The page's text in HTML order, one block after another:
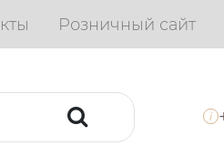
Розничный сайт
i